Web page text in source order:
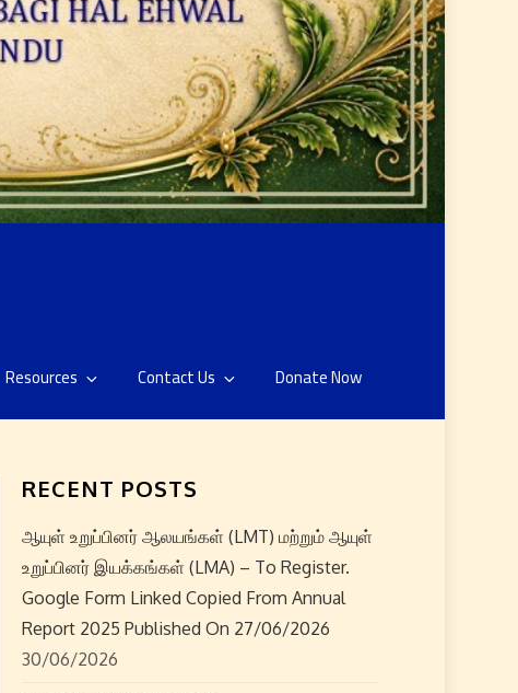
Resources Contact Us Donate Now
RECENT POSTS
ஆயுள் உறுப்பினர் ஆலயங்கள் (LMT) மற்றும் ஆயுள்
உறுப்பினர் இயக்கங்கள் (LMA) – To Register.
Google Form Linked Copied From Annual
Report 2025 Published On 27/06/2026
30/06/2026